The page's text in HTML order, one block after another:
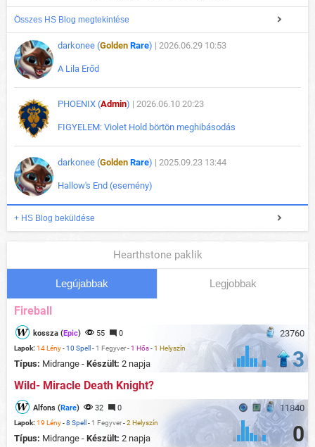
Összes HS Blog megtekintése
darkonee (Golden Rare) | 2026.06.29 10:53
A Lila Erőd
PHOENIX (Admin) | 2026.06.10 20:23
FIGYELEM: Violet Hold börtön meghibásodás
darkonee (Golden Rare) | 2025.09.23 13:44
Hallow's End (esemény)
+ HS Blog beküldése
Hearthstone paklik
Legújabbak Legjobbak
Fireball
23760
kossza (Epic) 55 0
Lapok: 14 Lény-10 Spell - 1 Fegyver-1 Hős-1 Helyszín
Típus: Midrange - Készült: 2 napja 3
Wild- Miracle Death Knight?
11840
Alfons (Rare) 32 0
Lapok: 19 Lény-8 Spell - 1 Fegyver-2 Helyszín
Típus: Midrange - Készült: 2 napja 0